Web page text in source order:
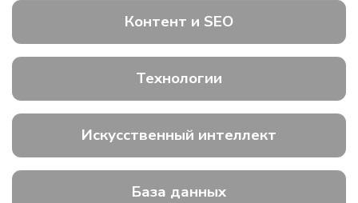
Контент и SEO
Технологии
Искусственный интеллект
База данных